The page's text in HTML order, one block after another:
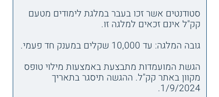
סטודנטים אשר זכו בעבר במלגת לימודים מטעם
קק"ל אינם זכאים למלגה זו.
גובה המלגה: עד 10,000 שקלים במענק חד פעמי.
הגשת המועמדות מתבצעת באמצעות מילוי טופס
מקוון באתר קק"ל. ההגשה תיסגר בתאריך
1/9/2024.